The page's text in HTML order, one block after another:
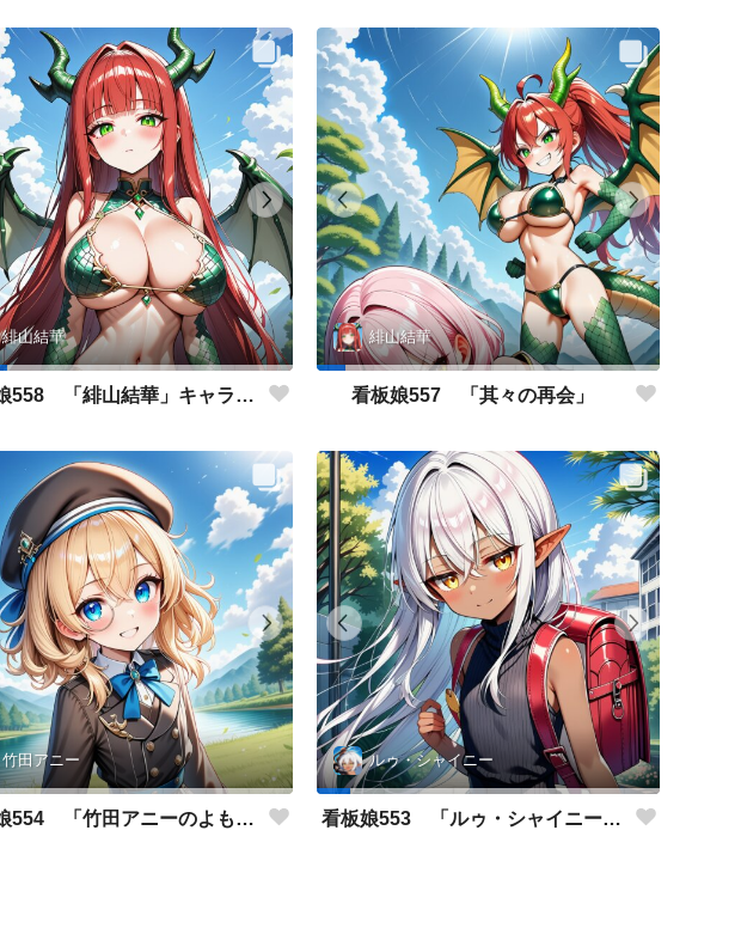
緋山結華
看板娘558 「緋山結華」キャラクター紹介
緋山結華
看板娘557 「其々の再会」
竹田アニー
看板娘554 「竹田アニーのよもやま話」
ルゥ・シャイニー
看板娘553 「ルゥ・シャイニーのよもやま話」